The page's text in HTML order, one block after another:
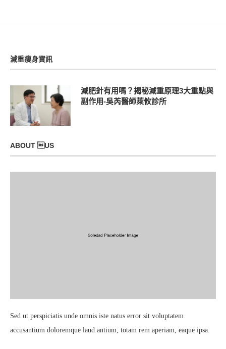
減重瘦身資訊
減肥針有用嗎？揭秘減重原理3大重點與
副作用-吳芮醫師萊攸診所
ABOUT US
Sed ut perspiciatis unde omnis iste natus error sit voluptatem
accusantium doloremque laud antium, totam rem aperiam, eaque ipsa.